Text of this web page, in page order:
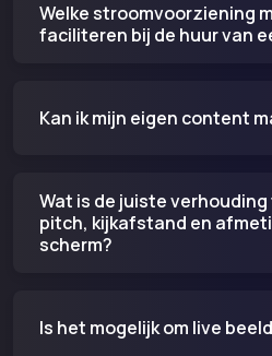
Welke stroomvoorziening
faciliteren bij de huur van
Kan ik mijn eigen content
Wat is de juiste
pitch, kijkafstand en
scherm?
Is het mogelijk om live